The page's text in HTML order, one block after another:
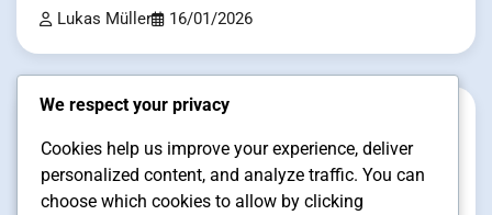
Lukas Müller 16/01/2026
We respect your privacy
Cookies help us improve your experience, deliver
personalized content, and analyze traffic. You can
choose which cookies to allow by clicking